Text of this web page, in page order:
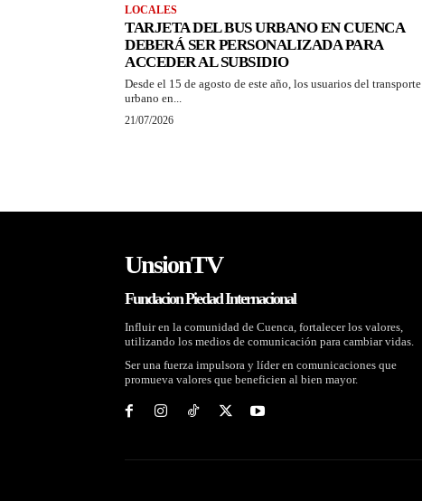
LOCALES
TARJETA DEL BUS URBANO EN CUENCA
DEBERÁ SER PERSONALIZADA PARA
ACCEDER AL SUBSIDIO
Desde el 15 de agosto de este año, los usuarios del transporte
urbano en...
21/07/2026
UnsionTV
Fundacion Piedad Internacional
Influir en la comunidad de Cuenca, fortalecer los valores,
utilizando los medios de comunicación para cambiar vidas.
Ser una fuerza impulsora y líder en comunicaciones que
promueva valores que beneficien al bien mayor.